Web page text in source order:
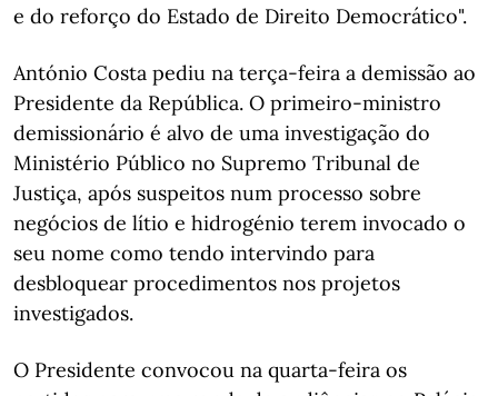
e do reforço do Estado de Direito Democrático".
António Costa pediu na terça-feira a demissão ao
Presidente da República. O primeiro-ministro
demissionário é alvo de uma investigação do
Ministério Público no Supremo Tribunal de
Justiça, após suspeitos num processo sobre
negócios de lítio e hidrogénio terem invocado o
seu nome como tendo intervindo para
desbloquear procedimentos nos projetos
investigados.
O Presidente convocou na quarta-feira os